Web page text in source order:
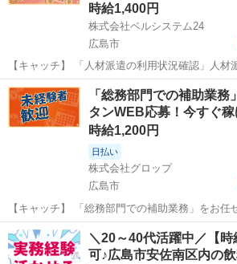
時給1,400円
株式会社ベルシステム24
広島市
【キャッチ】 「人材派遣の利用状況確認」人材
ー！短期1か月間！大量募集！土日祝休み！未経験可 【コメン
ルシステム24ではWワークや扶養内勤務、短期
事をご紹介可能！ お給料は前払...
広島 広島市 電話対応
「総務部門での補助業
タンWEB応募！今すぐ
時給1,200円
日払い
株式会社グロップ
広島市
【キャッチ】 「総務部門での補助業務」をお任
あり未経験スタッフ活躍中未経験OK◎＜紹介予
歓迎◎PC入力できればOK！【土日祝休み／年
OK】 【コメント】 ＊＊...
広島 広島市 一般事務
＼20～40代活躍中／【
可♪広島市安佐南区内の